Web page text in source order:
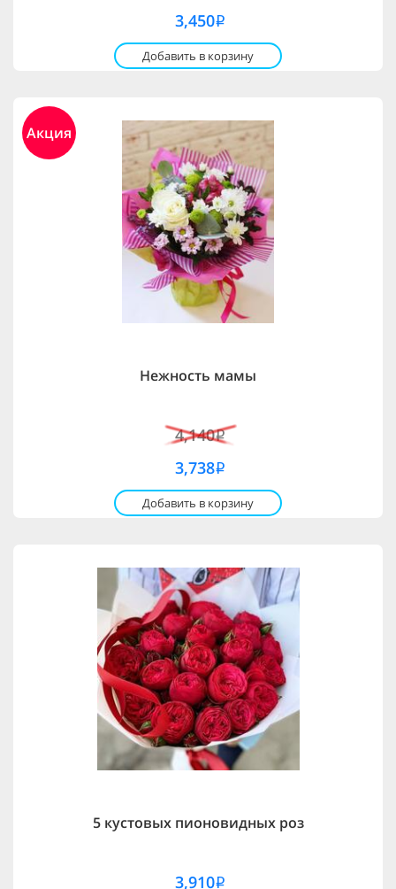
3,450i
Добавить в корзину
Акция
Нежность мамы
4,140i
3,738i
Добавить в корзину
5 кустовых пионовидных роз
3,910i